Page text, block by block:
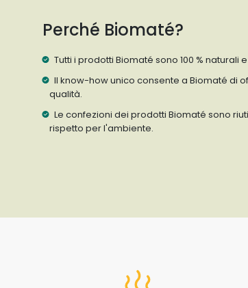
Perché Biomaté?
Tutti i prodotti Biomaté sono 100 % naturali
Il know-how unico consente a Biomaté di
qualità.
Le confezioni dei prodotti Biomaté sono
rispetto per l'ambiente.